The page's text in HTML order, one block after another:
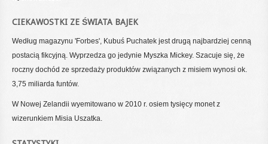
CIEKAWOSTKI ZE ŚWIATA BAJEK
Według magazynu 'Forbes', Kubuś Puchatek jest drugą najbardziej cenną
postacią fikcyjną. Wyprzedza go jedynie Myszka Mickey. Szacuje się, że
roczny dochód ze sprzedaży produktów związanych z misiem wynosi ok.
3,75 miliarda funtów.
W Nowej Zelandii wyemitowano w 2010 r. osiem tysięcy monet z
wizerunkiem Misia Uszatka.